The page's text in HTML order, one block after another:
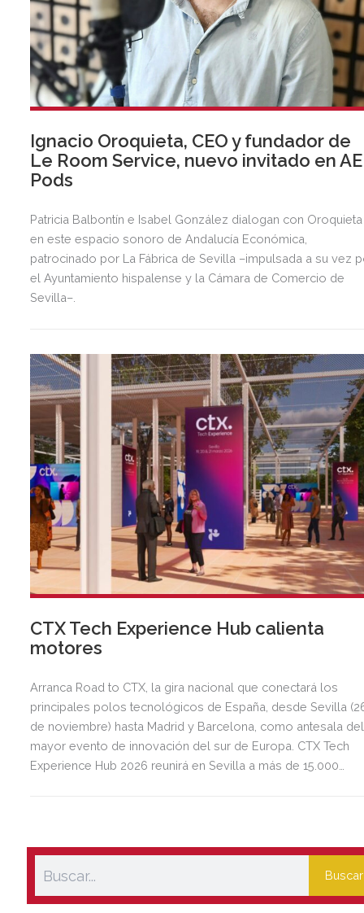
Ignacio Oroquieta, CEO y fundador de
Le Room Service, nuevo invitado en AE
Pods
Patricia Balbontín e Isabel González dialogan con Oroquieta
en este espacio sonoro de Andalucía Económica,
patrocinado por La Fábrica de Sevilla –impulsada a su vez
el Ayuntamiento hispalense y la Cámara de Comercio de
Sevilla–.
CTX Tech Experience Hub calienta
motores
Arranca Road to CTX, la gira nacional que conectará los
principales polos tecnológicos de España, desde Sevilla
de noviembre) hasta Madrid y Barcelona, como antesala del
mayor evento de innovación del sur de Europa. CTX Tech
Experience Hub 2026 reunirá en Sevilla a más de 15.000
Buscar